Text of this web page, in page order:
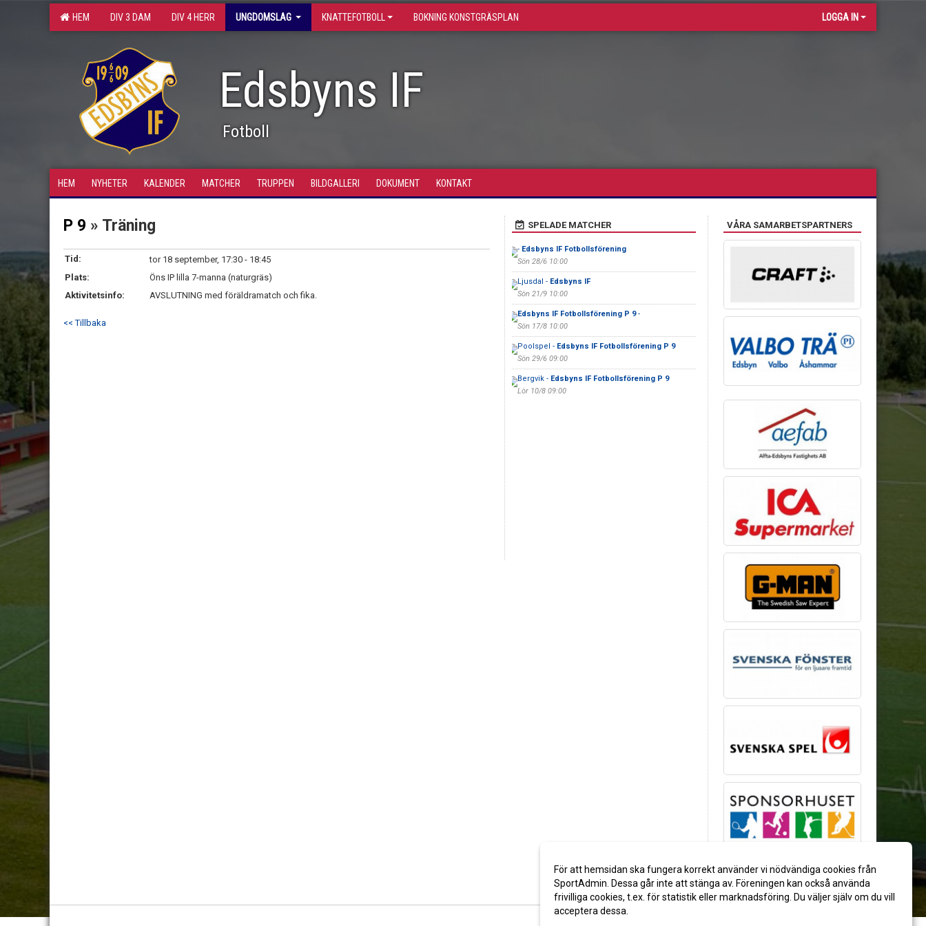
HEM DIV 3 DAM DIV 4 HERR UNGDOMSLAG KNATTEFOTBOLL BOKNING KONSTGRÄSPLAN LOGGA IN
Edsbyns IF
Fotboll
HEM NYHETER KALENDER MATCHER TRUPPEN BILDGALLERI DOKUMENT KONTAKT
P 9 » Träning
Tid:
tor 18 september, 17:30 - 18:45
Plats:
Öns IP lilla 7-manna (naturgräs)
Aktivitetsinfo:
AVSLUTNING med föräldramatch och fika.
<< Tillbaka
SPELADE MATCHER
- Edsbyns IF Fotbollsförening
Sön 28/6 10:00
Ljusdal - Edsbyns IF
Sön 21/9 10:00
Edsbyns IF Fotbollsförening P 9-
Sön 17/8 10:00
Poolspel - Edsbyns IF Fotbollsförening P 9
Sön 29/6 09:00
Bergvik - Edsbyns IF Fotbollsförening P 9
Lör 10/8 09:00
VÅRA SAMARBETSPARTNERS
För att hemsidan ska fungera korrekt använder vi nödvändiga cookies från
SportAdmin. Dessa går inte att stänga av. Föreningen kan också använda
frivilliga cookies, t.ex. för statistik eller marknadsföring. Du väljer själv om du vill
acceptera dessa.